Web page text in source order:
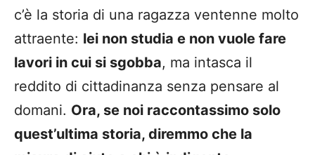
c’è la storia di una ragazza ventenne molto
attraente: lei non studia e non vuole fare
lavori in cui si sgobba, ma intasca il
reddito di cittadinanza senza pensare al
domani. Ora, se noi raccontassimo solo
quest’ultima storia, diremmo che la